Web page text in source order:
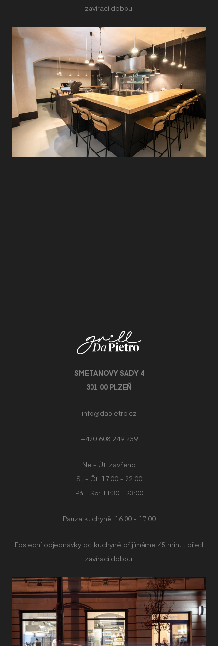
zavírací dobou.
SMETANOVY SADY 4
301 00 PLZEŇ
info@dapietro.cz
+420 608 249 239
Ne - Út: zavřeno
St - Čt: 17:00 - 22:00
Pá - So: 11:30 - 23:00
Pauza kuchyně: 16:00 - 17:00
Poslední objednávky do kuchyně přijímáme 45 minut před
zavírací dobou.